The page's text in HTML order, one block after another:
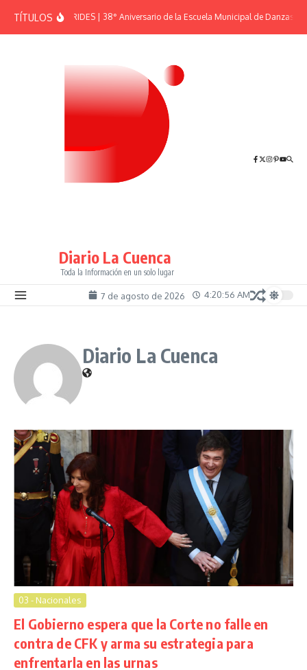
TÍTULOSEFEMÉRIDES | 38° Aniversario de la Escuela Municipal de Danzas “El
Diario La Cuenca
Toda la Información en un solo lugar
7 de agosto de 2026 4:20:57 AM
Diario La Cuenca
03 - Nacionales
El Gobierno espera que la Corte no falle en
contra de CFK y arma su estrategia para
enfrentarla en las urnas